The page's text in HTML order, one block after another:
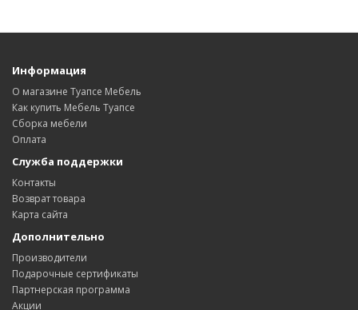
Информация
О магазине Туапсе Мебель
Как купить Мебель Туапсе
Сборка мебели
Оплата
Служба поддержки
Контакты
Возврат товара
Карта сайта
Дополнительно
Производители
Подарочные сертификаты
Партнерская программа
Акции